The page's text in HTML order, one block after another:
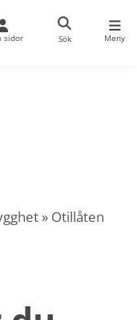
sidor Sök Meny
» Otillåten